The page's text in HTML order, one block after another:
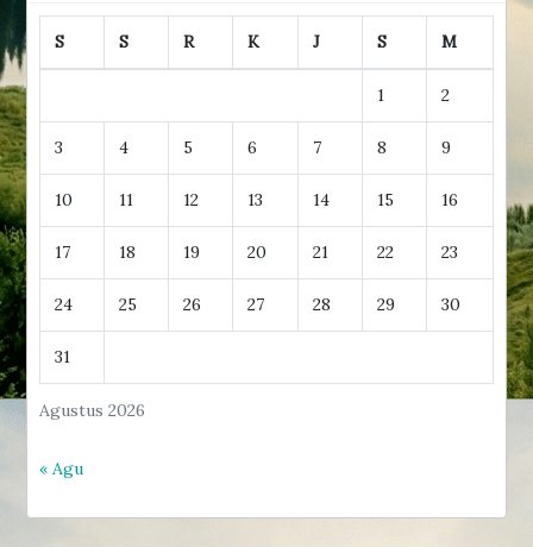
Agustus 2026
S S R K J S M
1 2
3 4 5 6 7 8 9
10 11 12 13 14 15 16
17 18 19 20 21 22 23
24 25 26 27 28 29 30
31
« Agu